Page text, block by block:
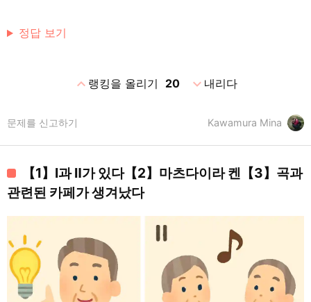
정답 보기
expand_less랭킹을 올리기 20 expand_more내리다
Kawamura Mina
문제를 신고하기
【1】Ⅰ과 Ⅱ가 있다【2】마츠다이라 켄【3】곡과
관련된 카페가 생겨났다